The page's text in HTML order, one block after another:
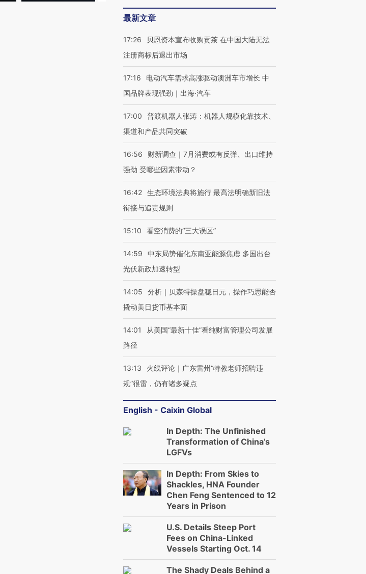
最新文章
17:26
贝恩资本宣布收购贡茶 在中国大陆无法
注册商标后退出市场
17:16
电动汽车需求高涨驱动澳洲车市增长 中
国品牌表现强劲｜出海·汽车
17:00
普渡机器人张涛：机器人规模化靠技术、
渠道和产品共同突破
16:56
财新调查｜7月消费或有反弹、出口维持
强劲 受哪些因素带动？
16:42 生态环境法典将施行 最高法明确新旧法
衔接与追责规则
15:10 看空消费的“三大误区”
14:59
中东局势催化东南亚能源焦虑 多国出台
光伏新政加速转型
14:05
分析｜贝森特操盘稳日元，操作巧思能否
撬动美日货币基本面
14:01
从美国“最新十佳”看纯财富管理公司发展
路径
13:13
火线评论｜广东雷州“特教老师招聘违
规”很雷，仍有诸多疑点
English - Caixin Global
In Depth: The Unfinished
Transformation of China’s
LGFVs
In Depth: From Skies to
Shackles, HNA Founder
Chen Feng Sentenced to 12
Years in Prison
U.S. Details Steep Port
Fees on China-Linked
Vessels Starting Oct. 14
The Shady Deals Behind a